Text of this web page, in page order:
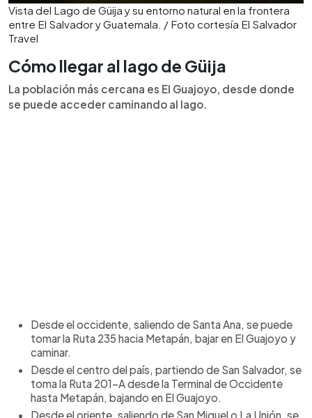
Vista del Lago de Güija y su entorno natural en la frontera
entre El Salvador y Guatemala. / Foto cortesía El Salvador
Travel
Cómo llegar al lago de Güija
La población más cercana es El Guajoyo, desde donde
se puede acceder caminando al lago.
Desde el occidente, saliendo de Santa Ana, se puede
tomar la Ruta 235 hacia Metapán, bajar en El Guajoyo y
caminar.
Desde el centro del país, partiendo de San Salvador, se
toma la Ruta 201-A desde la Terminal de Occidente
hasta Metapán, bajando en El Guajoyo.
Desde el oriente, saliendo de San Miguel o La Unión, se